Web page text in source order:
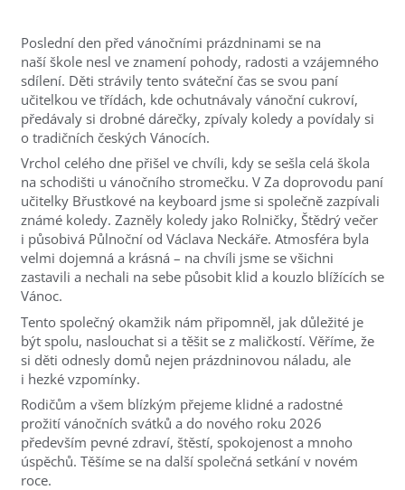
Poslední den před vánočními prázdninami se na
naší škole nesl ve znamení pohody, radosti a vzájemného
sdílení. Děti strávily tento sváteční čas se svou paní
učitelkou ve třídách, kde ochutnávaly vánoční cukroví,
předávaly si drobné dárečky, zpívaly koledy a povídaly si
o tradičních českých Vánocích.
Vrchol celého dne přišel ve chvíli, kdy se sešla celá škola
na schodišti u vánočního stromečku. V Za doprovodu paní
učitelky Břustkové na keyboard jsme si společně zazpívali
známé koledy. Zazněly koledy jako Rolničky, Štědrý večer
i působivá Půlnoční od Václava Neckáře. Atmosféra byla
velmi dojemná a krásná – na chvíli jsme se všichni
zastavili a nechali na sebe působit klid a kouzlo blížících se
Vánoc.
Tento společný okamžik nám připomněl, jak důležité je
být spolu, naslouchat si a těšit se z maličkostí. Věříme, že
si děti odnesly domů nejen prázdninovou náladu, ale
i hezké vzpomínky.
Rodičům a všem blízkým přejeme klidné a radostné
prožití vánočních svátků a do nového roku 2026
především pevné zdraví, štěstí, spokojenost a mnoho
úspěchů. Těšíme se na další společná setkání v novém
roce.